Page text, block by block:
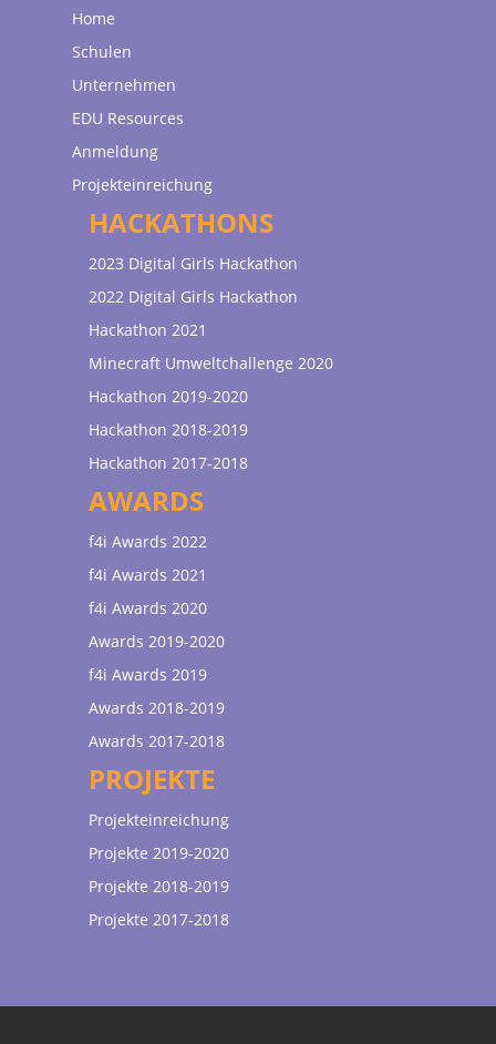
Home
Schulen
Unternehmen
EDU Resources
Anmeldung
Projekteinreichung
HACKATHONS
2023 Digital Girls Hackathon
2022 Digital Girls Hackathon
Hackathon 2021
Minecraft Umweltchallenge 2020
Hackathon 2019-2020
Hackathon 2018-2019
Hackathon 2017-2018
AWARDS
f4i Awards 2022
f4i Awards 2021
f4i Awards 2020
Awards 2019-2020
f4i Awards 2019
Awards 2018-2019
Awards 2017-2018
PROJEKTE
Projekteinreichung
Projekte 2019-2020
Projekte 2018-2019
Projekte 2017-2018